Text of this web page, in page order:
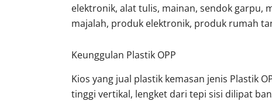
elektronik, alat tulis, mainan, sendok garpu,
majalah, produk elektronik, produk rumah
Keunggulan Plastik OPP
Kios yang jual plastik kemasan jenis Plastik
tinggi vertikal, lengket dari tepi sisi dilipat